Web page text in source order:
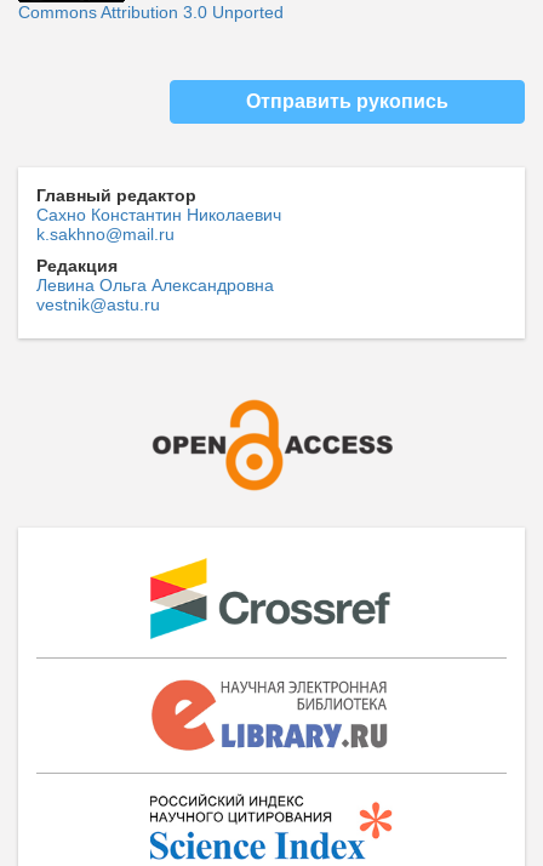
Commons Attribution 3.0 Unported
Отправить рукопись
Главный редактор
Сахно Константин Николаевич
k.sakhno@mail.ru
Редакция
Левина Ольга Александровна
vestnik@astu.ru